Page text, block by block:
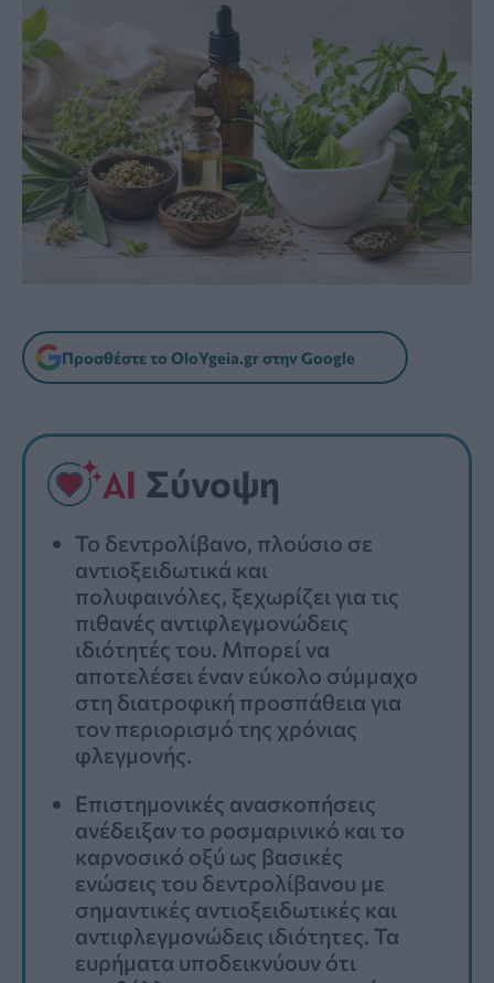
Προσθέστε το OloYgeia.gr στην Google
Σύνοψη
Το δεντρολίβανο, πλούσιο σε
αντιοξειδωτικά και
πολυφαινόλες, ξεχωρίζει για τις
πιθανές αντιφλεγμονώδεις
ιδιότητές του. Μπορεί να
αποτελέσει έναν εύκολο σύμμαχο
στη διατροφική προσπάθεια για
τον περιορισμό της χρόνιας
φλεγμονής.
Επιστημονικές ανασκοπήσεις
ανέδειξαν το ροσμαρινικό και το
καρνοσικό οξύ ως βασικές
ενώσεις του δεντρολίβανου με
σημαντικές αντιοξειδωτικές και
αντιφλεγμονώδεις ιδιότητες. Τα
ευρήματα υποδεικνύουν ότι